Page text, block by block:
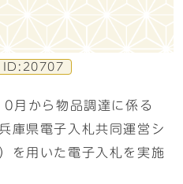
ID:20707
月から物品調達に係る
庫県電子入札共同運営シ
を用いた電子入札を実施